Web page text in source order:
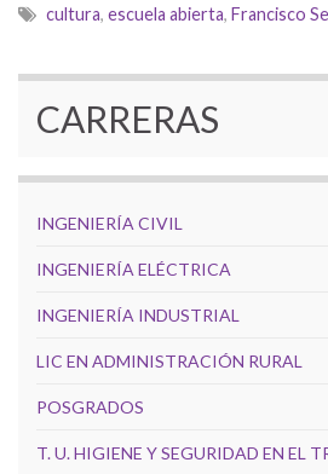
cultura, escuela abierta, Francisco
CARRERAS
INGENIERÍA CIVIL
INGENIERÍA ELÉCTRICA
INGENIERÍA INDUSTRIAL
LIC EN ADMINISTRACIÓN RURAL
POSGRADOS
T. U. HIGIENE Y SEGURIDAD EN EL